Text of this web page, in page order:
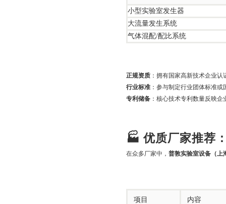
小型实验室发生器
大流量发生系统
气体混配/配比系统
正规资质 ：拥有国家高新技术企业
行业标准 ：参与制定行业团体标准
专利储备 ：核心技术专利数量反映
🏭 优质厂家推荐
在众多厂家中， 普敦实验室设备（上
项目 内容